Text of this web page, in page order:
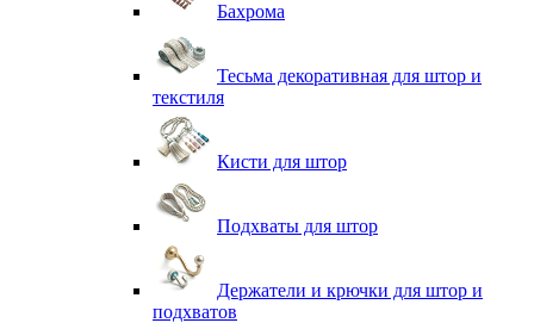
Бахрома
Тесьма декоративная для штор и
текстиля
Кисти для штор
Подхваты для штор
Держатели и крючки для штор и
подхватов